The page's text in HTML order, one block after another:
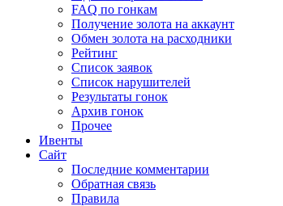
FAQ по гонкам
Получение золота на аккаунт
Обмен золота на расходники
Рейтинг
Список заявок
Список нарушителей
Результаты гонок
Архив гонок
Прочее
Ивенты
Сайт
Последние комментарии
Обратная связь
Правила